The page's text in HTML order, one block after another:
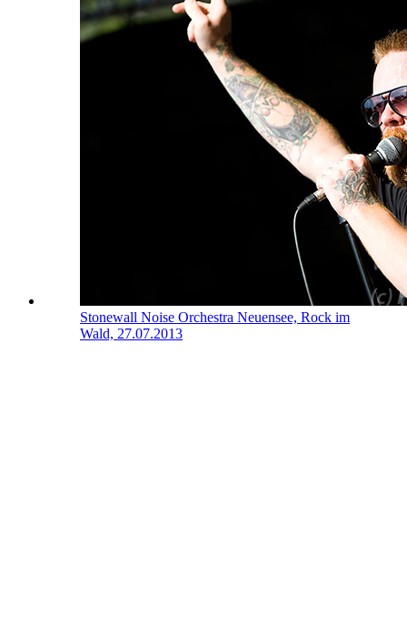
Stonewall Noise Orchestra Neuensee, Rock im
Wald, 27.07.2013